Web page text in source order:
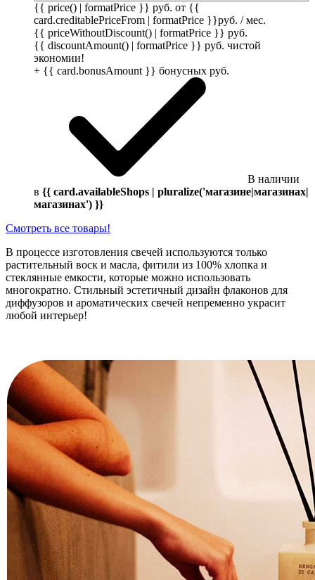
{{ price() | formatPrice }} руб. от {{
card.creditablePriceFrom | formatPrice }}руб. / мес.
{{ priceWithoutDiscount() | formatPrice }} руб.
{{ discountAmount() | formatPrice }} руб. чистой
экономии!
+ {{ card.bonusAmount }} бонусных руб.
В наличии
в {{ card.availableShops | pluralize('магазине|магазинах|
магазинах') }}
Смотреть все товары!
В процессе изготовления свечей используются только
растительный воск и масла, фитили из 100% хлопка и
стеклянные емкости, которые можно использовать
многократно. Стильный эстетичный дизайн флаконов для
диффузоров и ароматических свечей непременно украсит
любой интерьер!